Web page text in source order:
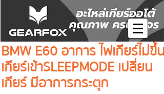
BMW E60 อาการ ไฟเกียร์ไม่ขึ้น
เกียร์เข้าSLEEPMODE เปลี่ยน
เกียร์ มีอาการกระตุก